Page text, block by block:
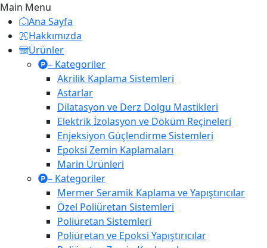
Main Menu
Ana Sayfa
Hakkımızda
Ürünler
– Kategoriler
Akrilik Kaplama Sistemleri
Astarlar
Dilatasyon ve Derz Dolgu Mastikleri
Elektrik İzolasyon ve Döküm Reçineleri
Enjeksiyon Güçlendirme Sistemleri
Epoksi Zemin Kaplamaları
Marin Ürünleri
– Kategoriler
Mermer Seramik Kaplama ve Yapıştırıcılar
Özel Poliüretan Sistemleri
Poliüretan Sistemleri
Poliüretan ve Epoksi Yapıştırıcılar